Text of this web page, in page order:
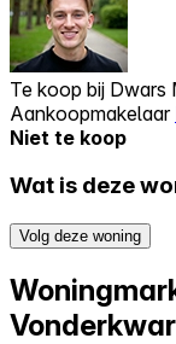
Te koop bij Dwars
Aankoopmakelaar
Niet te koop
Wat is deze
Volg deze woning